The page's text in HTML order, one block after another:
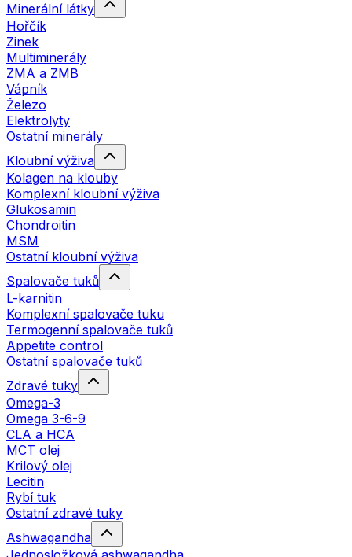
Minerální látky
Hořčík
Zinek
Multiminerály
ZMA a ZMB
Vápník
Železo
Elektrolyty
Ostatní minerály
Kloubní výživa
Kolagen na klouby
Komplexní kloubní výživa
Glukosamin
Chondroitin
MSM
Ostatní kloubní výživa
Spalovače tuků
L-karnitin
Komplexní spalovače tuku
Termogenní spalovače tuků
Appetite control
Ostatní spalovače tuků
Zdravé tuky
Omega-3
Omega 3-6-9
CLA a HCA
MCT olej
Krilový olej
Lecitin
Rybí tuk
Ostatní zdravé tuky
Ashwagandha